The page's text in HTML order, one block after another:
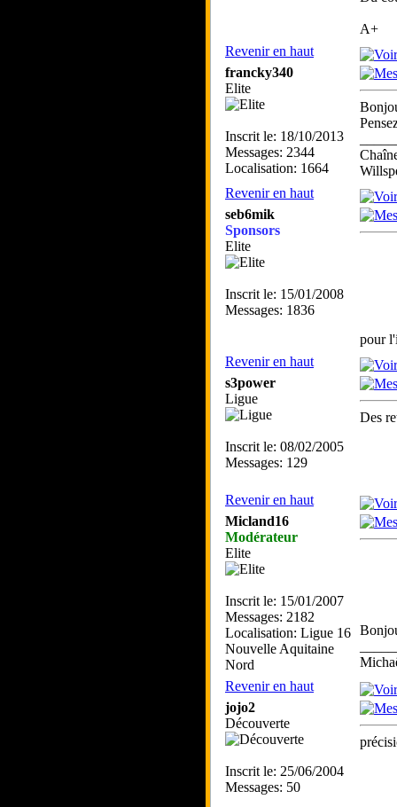
A+
Revenir en haut
francky340
Elite
Inscrit le: 18/10/2013
Messages: 2344
Localisation: 1664
Revenir en haut
seb6mik
Sponsors
Elite
Inscrit le: 15/01/2008
Messages: 1836
pour
Revenir en haut
s3power
Ligue
Inscrit le: 08/02/2005
Messages: 129
Des
Revenir en haut
Micland16
Modérateur
Elite
Inscrit le: 15/01/2007
Messages: 2182
Localisation: Ligue 16
Nouvelle Aquitaine
Nord
Revenir en haut
jojo2
Découverte
Inscrit le: 25/06/2004
Messages: 50